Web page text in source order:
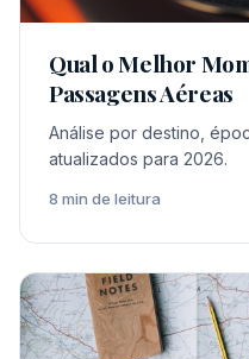
Qual o Melhor
Passagens Aéreas
Análise por destino,
atualizados para 2026.
8 min de leitura